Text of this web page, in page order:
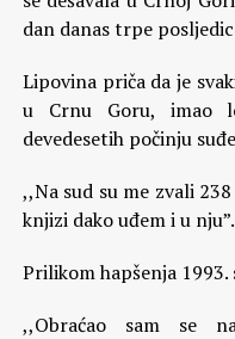
dan danas trpe
Lipovina priča da je
u Crnu Goru, imao
devedesetih počinju
,,Na sud su me zvali
knjizi dako uđem i u nju”.
Prilikom hapšenja
,,Obraćao sam se